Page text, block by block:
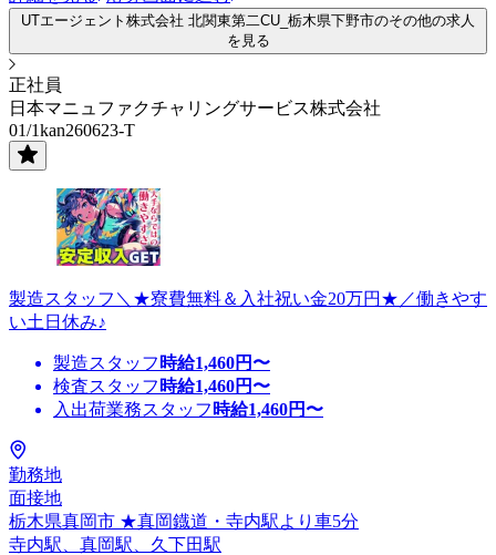
UTエージェント株式会社 北関東第二CU_栃木県下野市のその他の求人
を見る
正社員
日本マニュファクチャリングサービス株式会社
01/1kan260623-T
製造スタッフ＼★寮費無料＆入社祝い金20万円★／働きやす
い土日休み♪
製造スタッフ 時給1,460円〜
検査スタッフ 時給1,460円〜
入出荷業務スタッフ 時給1,460円〜
勤務地
面接地
栃木県真岡市 ★真岡鐡道・寺内駅より車5分
寺内駅、真岡駅、久下田駅